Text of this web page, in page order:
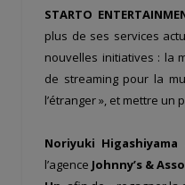
STARTO
plus de ses services
nouvelles initiatives : la
de streaming pour la
l’étranger », et mettre un
Noriyuki Higashiyama
l’agence Johnny’s &